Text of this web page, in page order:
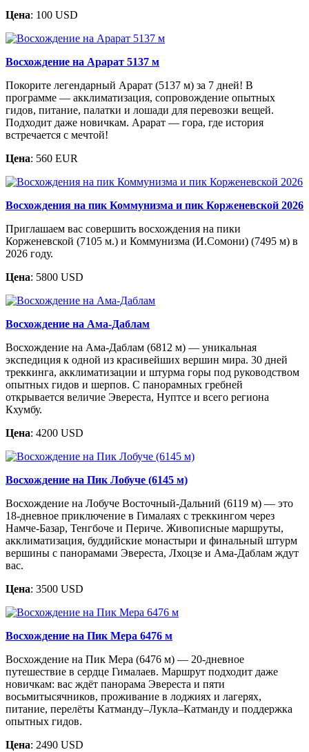
Цена: 100 USD
Восхождение на Арарат 5137 м
Покорите легендарный Арарат (5137 м) за 7 дней! В
программе — акклиматизация, сопровождение опытных
гидов, питание, палатки и лошади для перевозки вещей.
Подходит даже новичкам. Арарат — гора, где история
встречается с мечтой!
Цена: 560 EUR
Восхождения на пик Коммунизма и пик Корженевской 2026
Приглашаем вас совершить восхождения на пики
Корженевской (7105 м.) и Коммунизма (И.Сомони) (7495 м) в
2026 году.
Цена: 5800 USD
Восхождение на Ама-Даблам
Восхождение на Ама-Даблам (6812 м) — уникальная
экспедиция к одной из красивейших вершин мира. 30 дней
треккинга, акклиматизации и штурма горы под руководством
опытных гидов и шерпов. С панорамных гребней
открывается величие Эвереста, Нуптсе и всего региона
Кхумбу.
Цена: 4200 USD
Восхождение на Пик Лобуче (6145 м)
Восхождение на Лобуче Восточный-Дальний (6119 м) — это
18-дневное приключение в Гималаях с треккингом через
Намче-Базар, Тенгбоче и Периче. Живописные маршруты,
акклиматизация, буддийские монастыри и финальный штурм
вершины с панорамами Эвереста, Лхоцзе и Ама-Даблам ждут
вас.
Цена: 3500 USD
Восхождение на Пик Мера 6476 м
Восхождение на Пик Мера (6476 м) — 20-дневное
путешествие в сердце Гималаев. Маршрут подходит даже
новичкам: вас ждёт панорама Эвереста и пяти
восьмитысячников, проживание в лоджиях и лагерях,
питание, перелёты Катманду–Лукла–Катманду и поддержка
опытных гидов.
Цена: 2490 USD